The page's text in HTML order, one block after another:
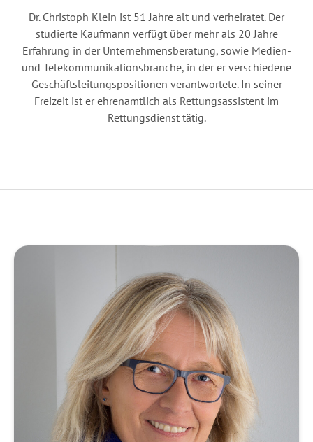
Dr. Christoph Klein ist 51 Jahre alt und verheiratet. Der
studierte Kaufmann verfügt über mehr als 20 Jahre
Erfahrung in der Unternehmensberatung, sowie Medien-
und Telekommunikationsbranche, in der er verschiedene
Geschäftsleitungspositionen verantwortete. In seiner
Freizeit ist er ehrenamtlich als Rettungsassistent im
Rettungsdienst tätig.